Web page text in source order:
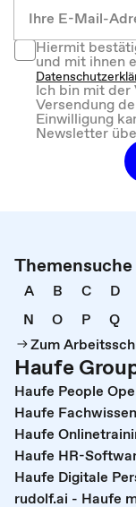
Hiermit
und mit ihnen
Ich bin mit der
Versendung
Einwilligung
Newsletter
Themensuche
A B C D
N
O P Q
Zum
Haufe
Haufe People
Haufe Fachwissen
Haufe
Haufe HR-
Haufe Digitale
rudolf.ai - Haufe